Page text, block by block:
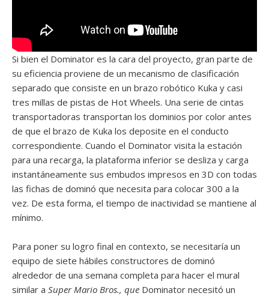
Si bien el Dominator es la cara del proyecto, gran parte de
su eficiencia proviene de un mecanismo de clasificación
separado que consiste en un brazo robótico Kuka y casi
tres millas de pistas de Hot Wheels. Una serie de cintas
transportadoras transportan los dominios por color antes
de que el brazo de Kuka los deposite en el conducto
correspondiente. Cuando el Dominator visita la estación
para una recarga, la plataforma inferior se desliza y carga
instantáneamente sus embudos impresos en 3D con todas
las fichas de dominó que necesita para colocar 300 a la
vez. De esta forma, el tiempo de inactividad se mantiene al
mínimo.
Para poner su logro final en contexto, se necesitaría un
equipo de siete hábiles constructores de dominó
alrededor de una semana completa para hacer el mural
similar a Super Mario Bros., que Dominator necesitó un